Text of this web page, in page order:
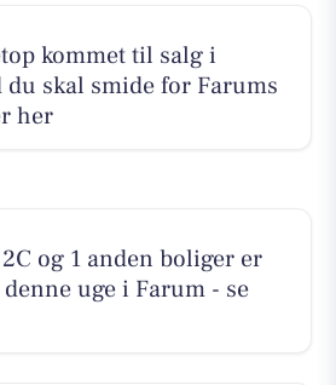
kommet til salg i
du skal smide for Farums
her
og 1 anden boliger er
uge i Farum - se